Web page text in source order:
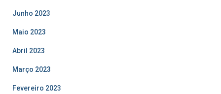
Junho 2023
Maio 2023
Abril 2023
Março 2023
Fevereiro 2023